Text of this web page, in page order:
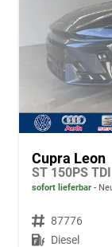
Cupra Leon
sofort lieferbar
Fahrzeugnr. 87776
Kraftstoff Diesel